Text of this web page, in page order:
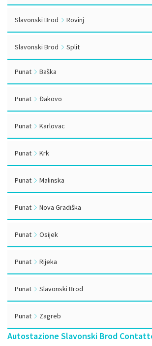
Slavonski Brod Rovinj
Slavonski Brod Split
Punat Baška
Punat Đakovo
Punat Karlovac
Punat Krk
Punat Malinska
Punat Nova Gradiška
Punat Osijek
Punat Rijeka
Punat Slavonski Brod
Punat Zagreb
Autostazione Slavonski Brod